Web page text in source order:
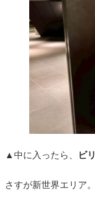
▲中に入ったら、 ビ
さすが新世界エリア。